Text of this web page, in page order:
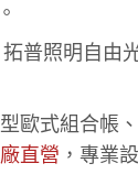
。
普照明自由
歐式組合帳
直營 ，專業